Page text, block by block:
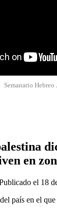
Semanario Hebreo
en
el 18
país en el